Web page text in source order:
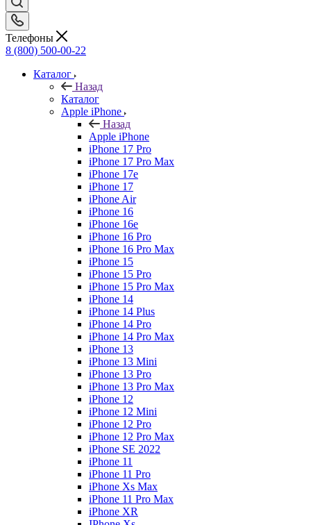
Телефоны
8 (800) 500-00-22
Каталог
Назад
Каталог
Apple iPhone
Назад
Apple iPhone
iPhone 17 Pro
iPhone 17 Pro Max
iPhone 17e
iPhone 17
iPhone Air
iPhone 16
iPhone 16e
iPhone 16 Pro
iPhone 16 Pro Max
iPhone 15
iPhone 15 Pro
iPhone 15 Pro Max
iPhone 14
iPhone 14 Plus
iPhone 14 Pro
iPhone 14 Pro Max
iPhone 13
iPhone 13 Mini
iPhone 13 Pro
iPhone 13 Pro Max
iPhone 12
iPhone 12 Mini
iPhone 12 Pro
iPhone 12 Pro Max
iPhone SE 2022
iPhone 11
iPhone 11 Pro
iPhone Xs Max
iPhone 11 Pro Max
iPhone XR